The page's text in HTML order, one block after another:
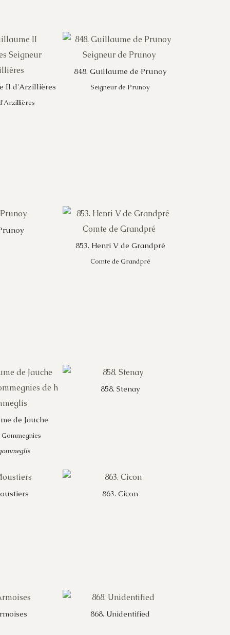
II d'Arzillières
848. Guillaume de Prunoy
Seigneur de Prunoy
853. Henri V de Grandpré
Comte de Grandpré
de Jauche
858. Stenay
863. Cicon
868. Unidentified